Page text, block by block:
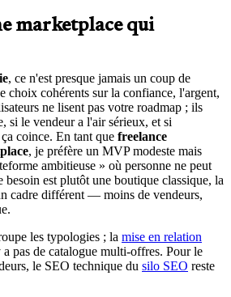
marketplace qui
, ce n'est presque jamais un coup de
choix cohérents sur la confiance, l'argent,
ne lisent pas votre roadmap ; ils
si le vendeur a l'air sérieux, et si
coince. En tant que freelance
, je préfère un MVP modeste mais
ambitieuse » où personne ne peut
besoin est plutôt une boutique classique, la
cadre différent — moins de vendeurs,
les typologies ; la mise en relation
pas de catalogue multi-offres. Pour le
le SEO technique du silo SEO reste